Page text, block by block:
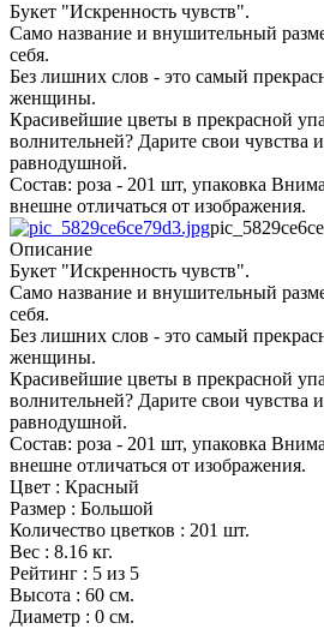
Букет "Искренность чувств".
Само название и внушительный
себя.
Без лишних слов - это самый
женщины.
Красивейшие цветы в прекрасной
волнительней? Дарите свои чувства
равнодушной.
Состав: роза - 201 шт, упаковка
внешне отличаться от изображения.
Описание
Букет "Искренность чувств".
Само название и внушительный
себя.
Без лишних слов - это самый
женщины.
Красивейшие цветы в прекрасной
волнительней? Дарите свои чувства
равнодушной.
Состав: роза - 201 шт, упаковка
внешне отличаться от изображения.
Цвет : Красный
Размер : Большой
Количество цветков : 201 шт.
Вес : 8.16 кг.
Рейтинг : 5 из 5
Высота : 60 см.
Диаметр : 0 см.